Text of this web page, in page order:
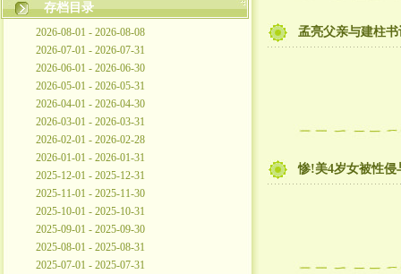
存档目录
2026-08-01 - 2026-08-08
2026-07-01 - 2026-07-31
2026-06-01 - 2026-06-30
2026-05-01 - 2026-05-31
2026-04-01 - 2026-04-30
2026-03-01 - 2026-03-31
2026-02-01 - 2026-02-28
2026-01-01 - 2026-01-31
2025-12-01 - 2025-12-31
2025-11-01 - 2025-11-30
2025-10-01 - 2025-10-31
2025-09-01 - 2025-09-30
2025-08-01 - 2025-08-31
2025-07-01 - 2025-07-31
孟亮父亲与建柱
惨!美4岁女被性侵